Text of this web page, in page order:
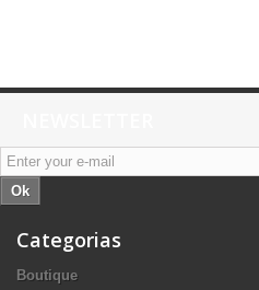
Ok
Categorias
Boutique